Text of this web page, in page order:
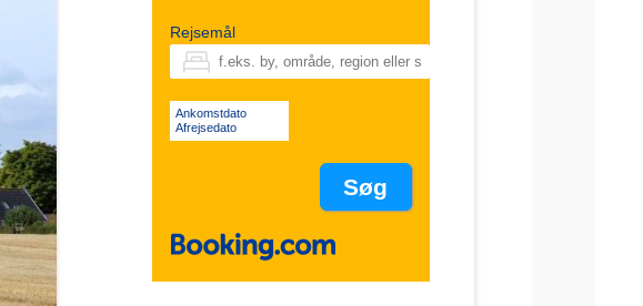
Rejsemål
Ankomstdato
Afrejsedato